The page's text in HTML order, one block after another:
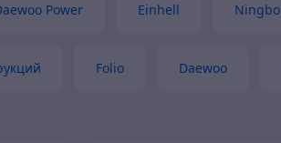
Power Einhell Ningbo
Folio Daewoo